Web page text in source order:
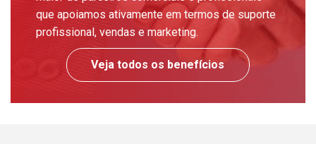
que apoiamos ativamente em termos de suporte
profissional, vendas e marketing.
Veja todos os benefícios